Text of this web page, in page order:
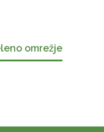
omrežje